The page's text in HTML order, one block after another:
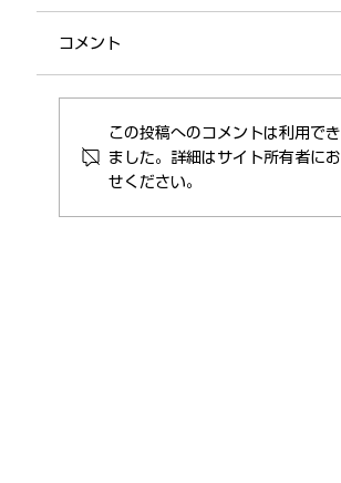
代表取締役交代のお知らせ
コメント
この投稿へのコメントは利用で
ました。詳細はサイト所有者に
せください。